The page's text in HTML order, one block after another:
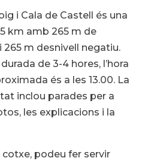
i Cala de Castell és una
km amb 265 m de
m desnivell negatiu.
de 3-4 hores, l’hora
és a les 13.00. La
inclou parades per a
les explicacions i la
podeu fer servir